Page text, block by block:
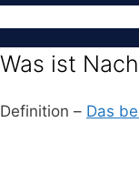
Was ist
Definition – Das